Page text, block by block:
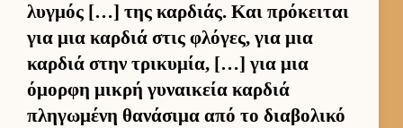
λυγ­μός […] της καρ­διάς. Και πρόκει­ται
για μια καρ­διά στις φλόγες, για μια
καρ­διά στην τρικυμία, […] για μια
όμορφη μικρή γυναι­κεία καρ­διά
πληγωμένη θανάσιμα από το δια­βολικό